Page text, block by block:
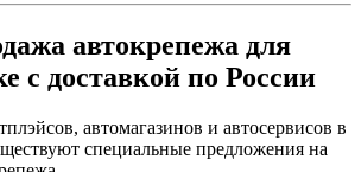
автокрепежа для
с доставкой по России
автомагазинов и автосервисов в
специальные предложения на